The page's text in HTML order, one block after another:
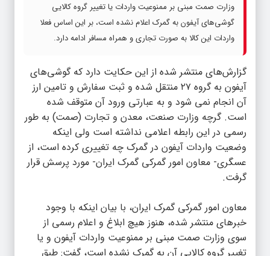
وزارت صمت مبنی بر ممنوعیت واردات یا تغییر گروه کالایی
گوشی‌های آیفون به گمرک اعلام نشده است، بر این اساس فعلا
واردات این کالا به صورت تجاری و همراه مسافر ادامه دارد.
گزارش‌های منتشر شده از این حکایت دارد که گوشی‌های
آیفون به گروه ۲۷ منتقل شده و ثبت سفارش و تامین ارز
آن انجام نمی شود و به عبارتی ورود آن متوقف شده
است. گرچه وزارت صنعت، معدن و تجارت (صمت) به طور
رسمی در این رابطه اعلامی نداشته است ولی اینکه
وضعیت واردات آیفون در گمرک چه تغییری کرده است، از
عسگری- معاون امور گمرکی گمرک ایران- مورد پرسش قرار
گرفت.
معاون امور گمرکی گمرک ایران، با بیان اینکه با وجود
خبرهای منتشر شده، هنوز هیچ ابلاغ و اعلام رسمی از
سوی وزارت صمت مبنی بر ممنوعیت واردات آیفون و یا
تغییر گروه کالایی آن به گمرک نشده است، گفت: طبق